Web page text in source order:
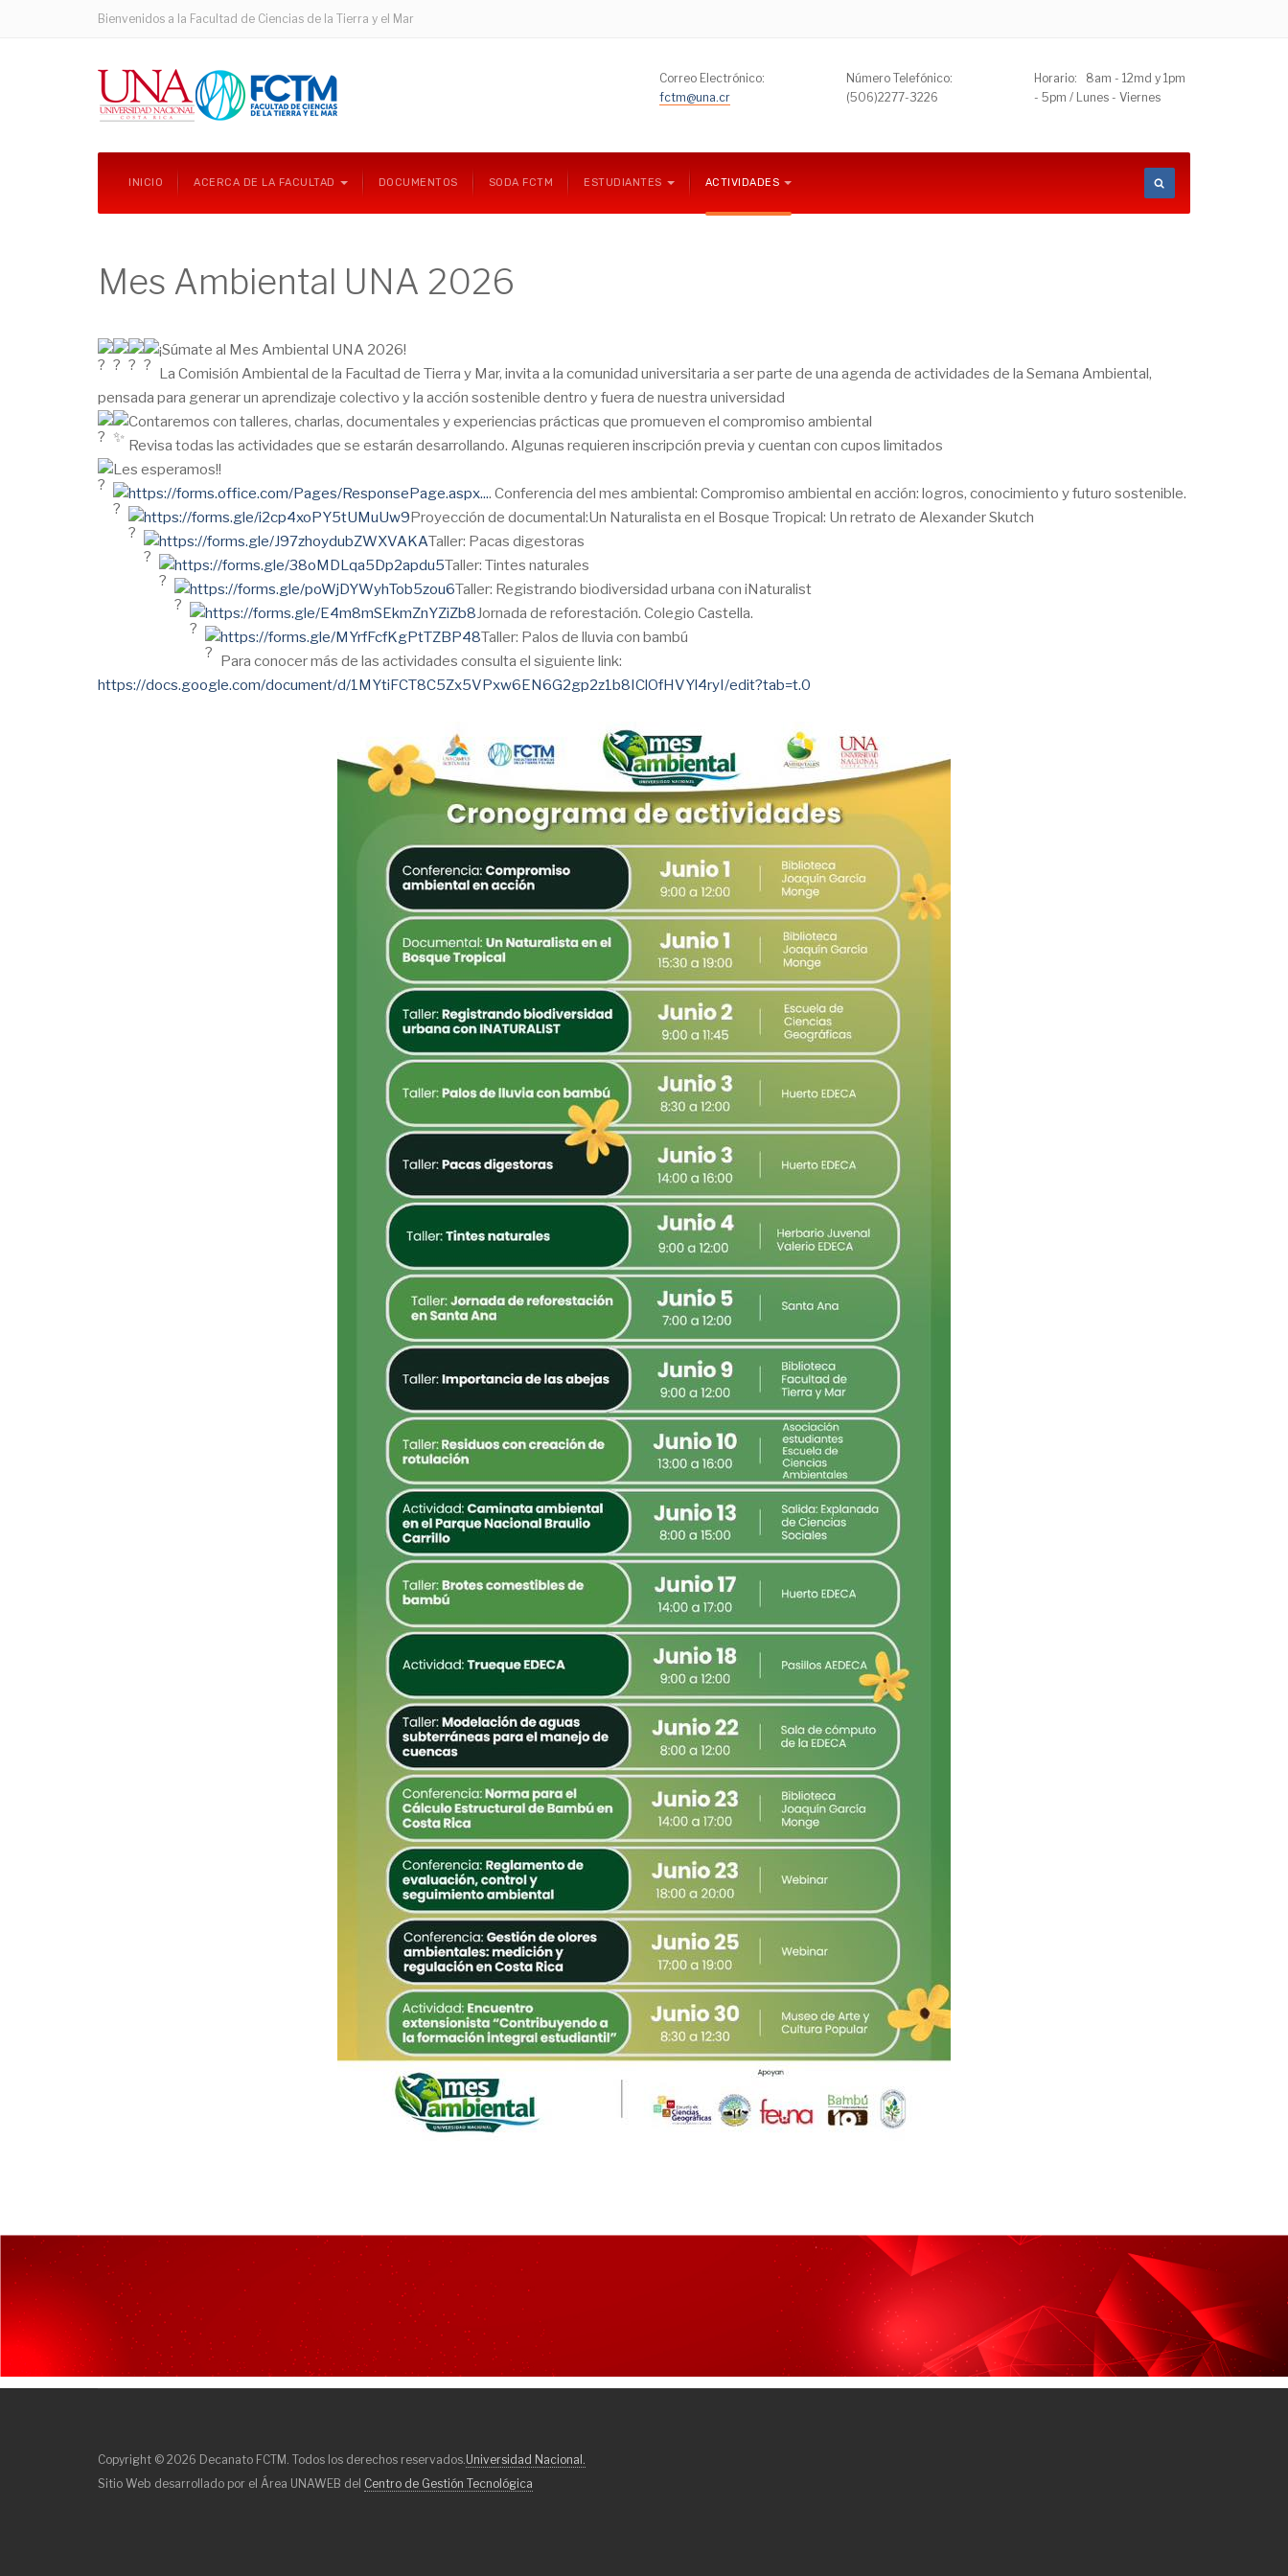
Bienvenidos a la Facultad de Ciencias de la Tierra y el Mar
Correo Electrónico:
fctm@una.cr
Número Telefónico:
(506)2277-3226
Horario: 8am - 12md y 1pm
- 5pm / Lunes - Viernes
INICIO ACERCA DE LA FACULTAD DOCUMENTOS SODA FCTM ESTUDIANTES ACTIVIDADES
Mes Ambiental UNA 2026
¡Súmate al Mes Ambiental UNA 2026!
La Comisión Ambiental de la Facultad de Tierra y Mar, invita a la comunidad universitaria a ser parte de una agenda de actividades de la Semana Ambiental,
pensada para generar un aprendizaje colectivo y la acción sostenible dentro y fuera de nuestra universidad
Contaremos con talleres, charlas, documentales y experiencias prácticas que promueven el compromiso ambiental
Revisa todas las actividades que se estarán desarrollando. Algunas requieren inscripción previa y cuentan con cupos limitados
Les esperamos!!
. Conferencia del mes ambiental: Compromiso ambiental en acción: logros, conocimiento y futuro sostenible.
https://forms.office.com/Pages/ResponsePage.aspx...
Proyección de documental:Un Naturalista en el Bosque Tropical: Un retrato de Alexander Skutch
https://forms.gle/i2cp4xoPY5tUMuUw9
Taller: Pacas digestoras
https://forms.gle/J97zhoydubZWXVAKA
Taller: Tintes naturales
https://forms.gle/38oMDLqa5Dp2apdu5
Taller: Registrando biodiversidad urbana con iNaturalist
https://forms.gle/poWjDYWyhTob5zou6
Jornada de reforestación. Colegio Castella.
https://forms.gle/E4m8mSEkmZnYZiZb8
Taller: Palos de lluvia con bambú
https://forms.gle/MYrfFcfKgPtTZBP48
Para conocer más de las actividades consulta el siguiente link:
https://docs.google.com/document/d/1MYtiFCT8C5Zx5VPxw6EN6G2gp2z1b8IClOfHVYl4ryI/edit?tab=t.0
Copyright © 2026 Decanato FCTM. Todos los derechos reservados. Universidad Nacional.
Sitio Web desarrollado por el Área UNAWEB del Centro de Gestión Tecnológica